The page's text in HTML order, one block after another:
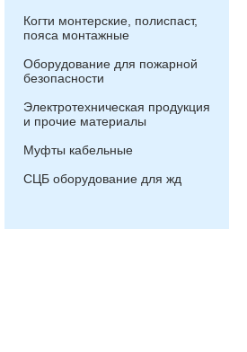
Когти монтерские, полиспаст,
пояса монтажные
Оборудование для пожарной
безопасности
Электротехническая продукция
и прочие материалы
Муфты кабельные
СЦБ оборудование для жд